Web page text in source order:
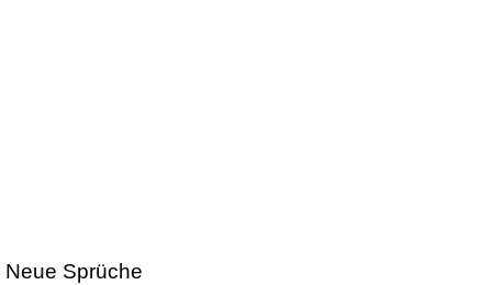
Neue Sprüche